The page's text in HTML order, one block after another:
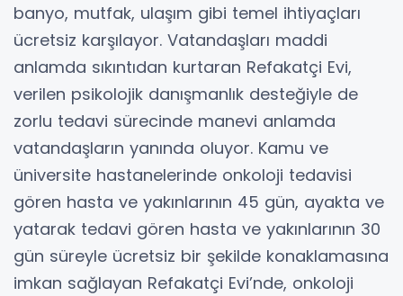
banyo, mutfak, ulaşım gibi temel ihtiyaçları
ücretsiz karşılayor. Vatandaşları maddi
anlamda sıkıntıdan kurtaran Refakatçi Evi,
verilen psikolojik danışmanlık desteğiyle de
zorlu tedavi sürecinde manevi anlamda
vatandaşların yanında oluyor. Kamu ve
üniversite hastanelerinde onkoloji tedavisi
gören hasta ve yakınlarının 45 gün, ayakta ve
yatarak tedavi gören hasta ve yakınlarının 30
gün süreyle ücretsiz bir şekilde konaklamasına
imkan sağlayan Refakatçi Evi’nde, onkoloji